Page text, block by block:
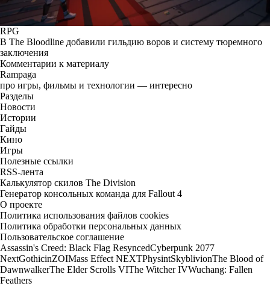
RPG
В The Bloodline добавили гильдию воров и систему тюремного
заключения
Комментарии к материалу
Rampaga
про игры, фильмы и технологии — интересно
Разделы
Новости
Истории
Гайды
Кино
Игры
Полезные ссылки
RSS-лента
Калькулятор скилов The Division
Генератор консольных команда для Fallout 4
О проекте
Политика использования файлов cookies
Политика обработки персональных данных
Пользовательское соглашение
Assassin's Creed: Black Flag ResyncedCyberpunk 2077
NextGothicinZOIMass Effect NEXTPhysintSkyblivionThe Blood of
DawnwalkerThe Elder Scrolls VIThe Witcher IVWuchang: Fallen
Feathers